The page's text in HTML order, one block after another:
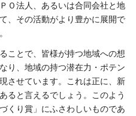
Ｏ法人、あるいは合同会社と地
、その活動がより豊かに展開で
ことで、皆様が持つ地域への想
り、地域の持つ潜在力・ポテン
させています。これは正に、新
ると言えるでしょう。このよう
くり賞」にふさわしいものであ